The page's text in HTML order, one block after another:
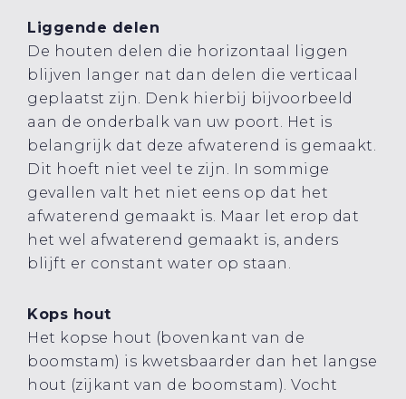
Liggende delen
De houten delen die horizontaal liggen
blijven langer nat dan delen die verticaal
geplaatst zijn. Denk hierbij bijvoorbeeld
aan de onderbalk van uw poort. Het is
belangrijk dat deze afwaterend is gemaakt.
Dit hoeft niet veel te zijn. In sommige
gevallen valt het niet eens op dat het
afwaterend gemaakt is. Maar let erop dat
het wel afwaterend gemaakt is, anders
blijft er constant water op staan.
Kops hout
Het kopse hout (bovenkant van de
boomstam) is kwetsbaarder dan het langse
hout (zijkant van de boomstam). Vocht